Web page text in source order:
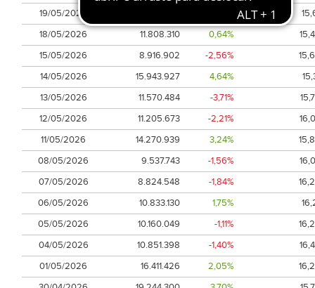
19/05/2026
18/05/2026
11.808.310 0,64%
15/05/2026
8.916.902 -2,56%
14/05/2026
15.943.927 4,64%
13/05/2026
11.570.484 -3,71%
12/05/2026
11.205.673 -2,21%
11/05/2026
14.270.939 3,24%
08/05/2026
9.537.743 -1,56%
07/05/2026
8.824.548 -1,84%
06/05/2026
10.833.130 1,75%
05/05/2026
10.160.049 -1,11%
04/05/2026
10.851.398 -1,40%
01/05/2026
16.411.426 2,05%